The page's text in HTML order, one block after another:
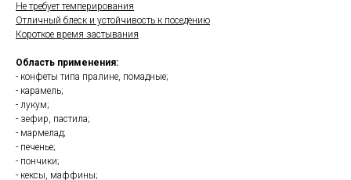
Не требует темперирования
Отличный блеск и устойчивость к поседению
Короткое время застывания
Область применения:
- конфеты типа пралине, помадные;
- карамель;
- лукум;
- зефир, пастила;
- мармелад;
- печенье;
- пончики;
- кексы, маффины;